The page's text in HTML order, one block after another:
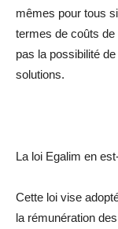
mêmes pour tous
termes de coûts de
pas la possibilité
solutions.
La loi Egalim en
Cette loi vise
la rémunération